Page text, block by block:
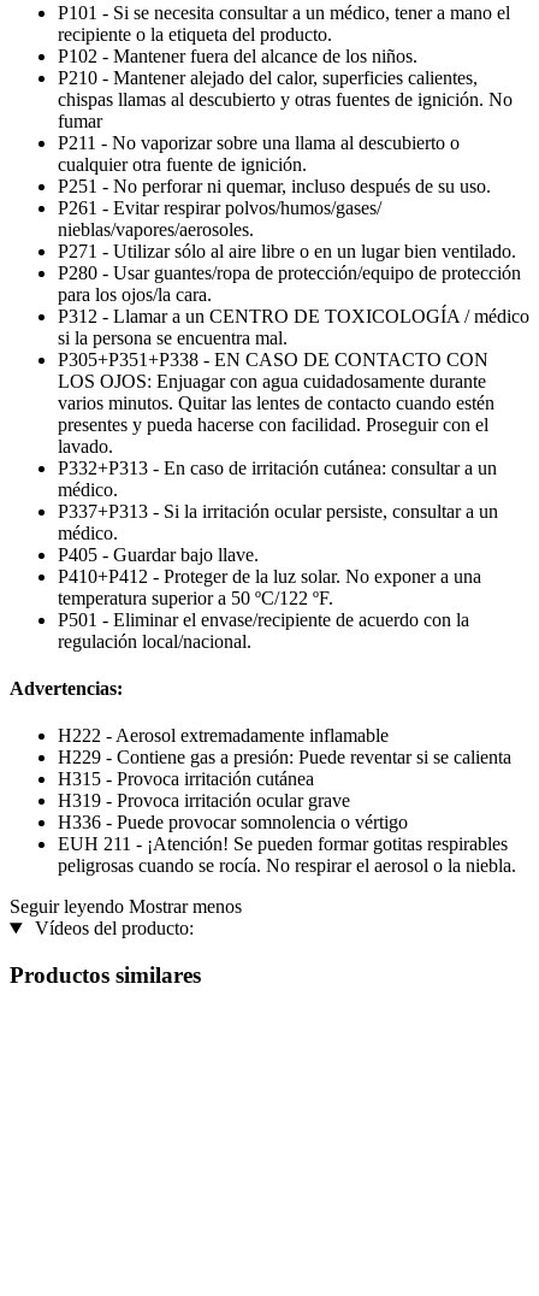
P101 - Si se necesita consultar a un médico, tener a mano el
recipiente o la etiqueta del producto.
P102 - Mantener fuera del alcance de los niños.
P210 - Mantener alejado del calor, superficies calientes,
chispas llamas al descubierto y otras fuentes de ignición. No
fumar
P211 - No vaporizar sobre una llama al descubierto o
cualquier otra fuente de ignición.
P251 - No perforar ni quemar, incluso después de su uso.
P261 - Evitar respirar polvos/humos/gases/
nieblas/vapores/aerosoles.
P271 - Utilizar sólo al aire libre o en un lugar bien ventilado.
P280 - Usar guantes/ropa de protección/equipo de protección
para los ojos/la cara.
P312 - Llamar a un CENTRO DE TOXICOLOGÍA / médico
si la persona se encuentra mal.
P305+P351+P338 - EN CASO DE CONTACTO CON
LOS OJOS: Enjuagar con agua cuidadosamente durante
varios minutos. Quitar las lentes de contacto cuando estén
presentes y pueda hacerse con facilidad. Proseguir con el
lavado.
P332+P313 - En caso de irritación cutánea: consultar a un
médico.
P337+P313 - Si la irritación ocular persiste, consultar a un
médico.
P405 - Guardar bajo llave.
P410+P412 - Proteger de la luz solar. No exponer a una
temperatura superior a 50 ºC/122 ºF.
P501 - Eliminar el envase/recipiente de acuerdo con la
regulación local/nacional.
Advertencias:
H222 - Aerosol extremadamente inflamable
H229 - Contiene gas a presión: Puede reventar si se calienta
H315 - Provoca irritación cutánea
H319 - Provoca irritación ocular grave
H336 - Puede provocar somnolencia o vértigo
EUH 211 - ¡Atención! Se pueden formar gotitas respirables
peligrosas cuando se rocía. No respirar el aerosol o la niebla.
Seguir leyendo Mostrar menos
Vídeos del producto:
Productos similares